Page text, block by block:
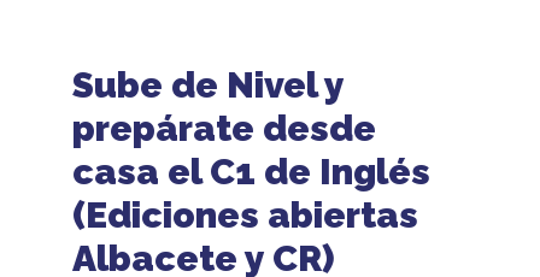
Sube de Nivel y
prepárate desde
casa el C1 de Inglés
(Ediciones abiertas
Albacete y CR)